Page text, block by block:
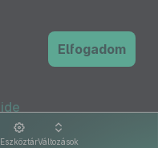
EszköztárVáltozások
ide
Elfogadom